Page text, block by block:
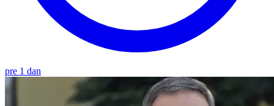
pre 1 dan